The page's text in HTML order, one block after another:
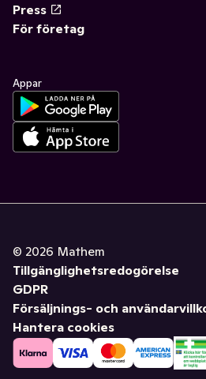
Press
För företag
Appar
© 2026 Mathem
Tillgänglighetsredogörelse
GDPR
Försäljnings- och
Hantera cookies